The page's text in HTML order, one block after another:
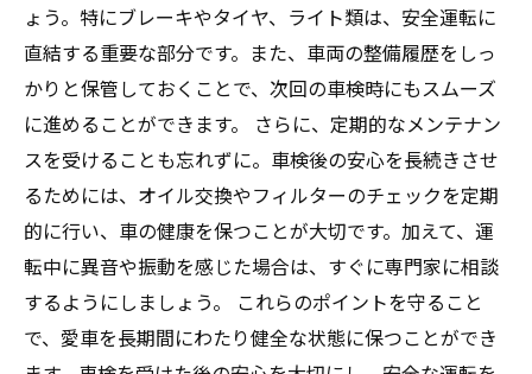
ょう。特にブレーキやタイヤ、ライト類は、安全運転に
直結する重要な部分です。また、車両の整備履歴をしっ
かりと保管しておくことで、次回の車検時にもスムーズ
に進めることができます。 さらに、定期的なメンテナン
スを受けることも忘れずに。車検後の安心を長続きさせ
るためには、オイル交換やフィルターのチェックを定期
的に行い、車の健康を保つことが大切です。加えて、運
転中に異音や振動を感じた場合は、すぐに専門家に相談
するようにしましょう。 これらのポイントを守ること
で、愛車を長期間にわたり健全な状態に保つことができ